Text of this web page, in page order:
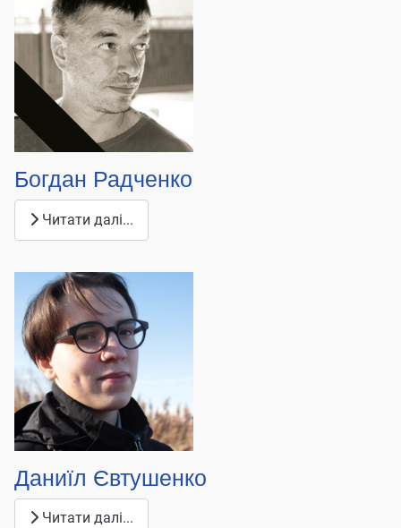
Богдан Радченко
Читати далі...
Даниїл Євтушенко
Читати далі...